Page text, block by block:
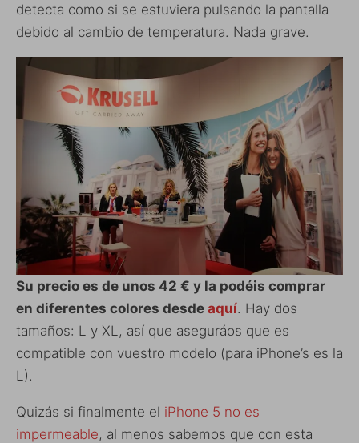
detecta como si se estuviera pulsando la pantalla
debido al cambio de temperatura. Nada grave.
Su precio es de unos 42 € y la podéis comprar
en diferentes colores desde aquí. Hay dos
tamaños: L y XL, así que aseguráos que es
compatible con vuestro modelo (para iPhone’s es la
L).
Quizás si finalmente el iPhone 5 no es
impermeable, al menos sabemos que con esta